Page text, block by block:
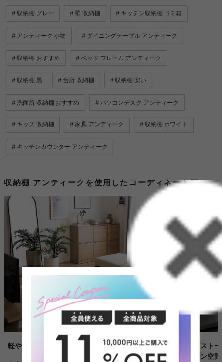
収納棚 グレー 壁 収納棚 キッチン収納棚 ゴミ箱
アンティーク 小物 ダイニングテーブル アンティーク
収納棚 おすすめ ベッド フレーム アンティーク
収納棚 黒 台所 収納棚 収納棚 安い
洗面所 収納棚 おすすめ パソコンデスク アンティーク
キッズ 収納棚 家具 アンティーク 収納棚 ホワイト
キッチンカウンター アンティーク
収納棚 アンティークを使用したコーディネート例
軽やかに整えるナチュラルモダン空間
スト
ン空間